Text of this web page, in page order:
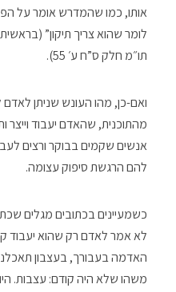
אותו, כמו שהמדרש אומר על
לומר שהוא צריך תיקון”
תו״מ חלק ס”ח ע׳ 55).
ואם-כן, מהו העונש שניתן
מהתוכנית, שהאדם יעבוד וייצר
אנשים שקמים בבוקר ורצים
להם הרגשת סיפוק עצומה.
כשמעיינים בכתובים מגלים
לא אמר לאדם רק שהוא יעבוד
האדמה בעבורך, בעצבון
משהו שלא היה קודם: עצבות.